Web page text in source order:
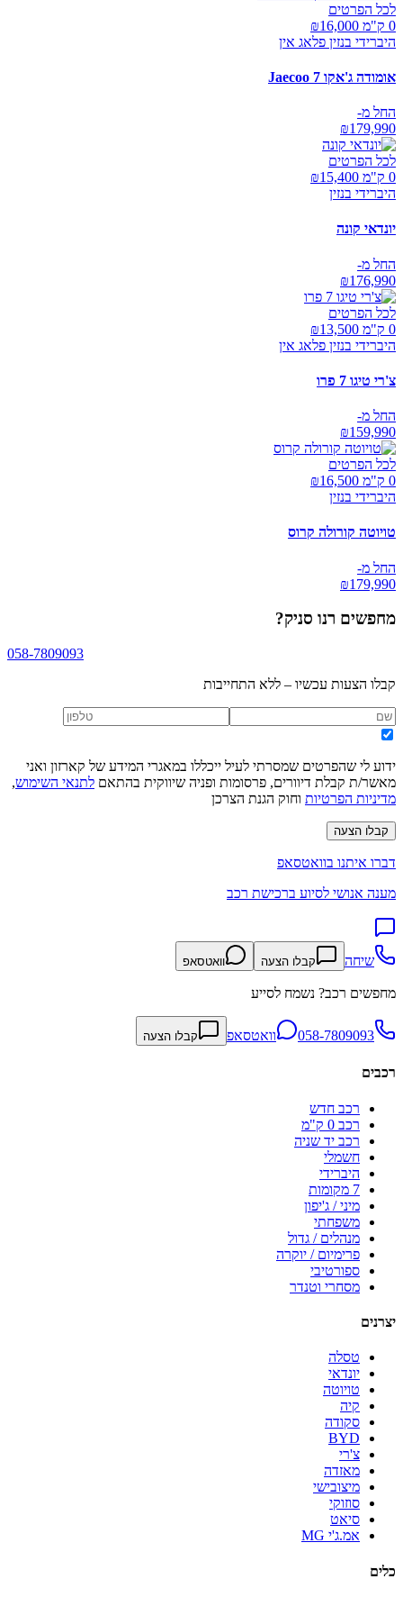
לכל הפרטים
0 ק"מ ₪
16,000
היברידי בנזין פלאג אין
אומודה ג'אקו Jaecoo 7
החל מ-
₪179,990
לכל הפרטים
0 ק"מ ₪
15,400
היברידי בנזין
יונדאי קונה
החל מ-
₪176,990
לכל הפרטים
0 ק"מ ₪
13,500
היברידי בנזין פלאג אין
צ'רי טיגו 7 פרו
החל מ-
₪159,990
לכל הפרטים
0 ק"מ ₪
16,500
היברידי בנזין
טויוטה קורולה קרוס
החל מ-
₪179,990
מחפשים רנו סניק?
058-7809093
קבלו הצעות עכשיו – ללא התחייבות
ידוע לי שהפרטים שמסרתי לעיל ייכללו במאגרי המידע של קארזון ואני
מאשר/ת קבלת דיוורים, פרסומות ופניה שיווקית בהתאם לתנאי השימוש,
מדיניות הפרטיות וחוק הגנת הצרכן
קבלו הצעה
דברו איתנו בוואטסאפ
מענה אנושי לסיוע ברכישת רכב
שיחה קבלו הצעה וואטסאפ
מחפשים רכב? נשמח לסייע
058-7809093 וואטסאפ קבלו הצעה
רכבים
רכב חדש
רכב 0 ק"מ
רכב יד שניה
חשמלי
היברידי
7 מקומות
מיני / ג'יפון
משפחתי
מנהלים / גדול
פרימיום / יוקרה
ספורטיבי
מסחרי וטנדר
יצרנים
טסלה
יונדאי
טויוטה
קיה
סקודה
BYD
צ'רי
מאזדה
מיצובישי
סוזוקי
סיאט
אמ.ג'י MG
כלים